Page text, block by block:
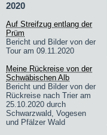
2020
Auf Streifzug entlang der
Prüm
Bericht und Bilder von der
Tour am 09.11.2020
Meine Rückreise von der
Schwäbischen Alb
Bericht und Bilder von der
Rückreise nach Trier am
25.10.2020 durch
Schwarzwald, Vogesen
und Pfälzer Wald